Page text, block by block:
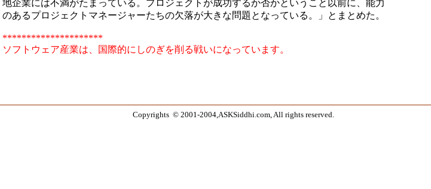
地企業には不満がたまっている。プロジェクトが成功するか否かということ以前に、能力
のあるプロジェクトマネージャーたちの欠落が大きな問題となっている。」とまとめた。
*********************
ソフトウェア産業は、国際的にしのぎを削る戦いになっています。
Copyrights © 2001-2004,ASKSiddhi.com, All rights reserved.